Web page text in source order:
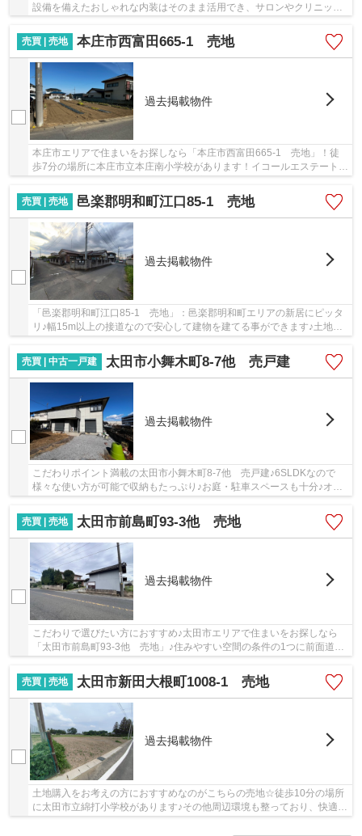
設備を備えたおしゃれな内装はそのまま活用でき、サロンやクリニッ
売買 | 売地
本庄市西富田665-1 売地
過去掲載物件
本庄市エリアで住まいをお探しなら「本庄市西富田665-1 売地」！徒
歩7分の場所に本庄市立本庄南小学校があります！イコールエステートは
売買 | 売地
邑楽郡明和町江口85-1 売地
過去掲載物件
「邑楽郡明和町江口85-1 売地」：邑楽郡明和町エリアの新居にピッタ
リ♪幅15m以上の接道なので安心して建物を建てる事ができます♪土地購
売買 | 中古一戸建
太田市小舞木町8-7他 売戸建
過去掲載物件
こだわりポイント満載の太田市小舞木町8-7他 売戸建♪6SLDKなので
様々な使い方が可能で収納もたっぷり♪お庭・駐車スペースも十分♪オー
売買 | 売地
太田市前島町93-3他 売地
過去掲載物件
こだわりで選びたい方におすすめ♪太田市エリアで住まいをお探しなら
「太田市前島町93-3他 売地」♪住みやすい空間の条件の1つに前面道路
売買 | 売地
太田市新田大根町1008-1 売地
過去掲載物件
土地購入をお考えの方におすすめなのがこちらの売地☆徒歩10分の場所
に太田市立綿打小学校があります♪その他周辺環境も整っており、快適な
生活を期待できます☆平坦地なので、工事自体も...